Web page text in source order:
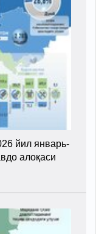
йил январь-
алоқаси